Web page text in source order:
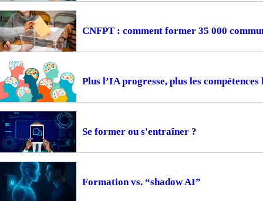
CNFPT : comment former 35 000
Plus l’IA progresse, plus les
Se former ou s'entraîner ?
Formation vs. “shadow AI”